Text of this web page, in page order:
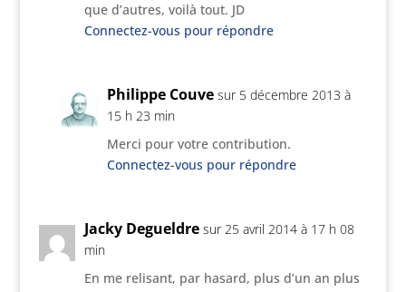
que d’autres, voilà tout. JD
Connectez-vous pour répondre
Philippe Couve sur 5 décembre 2013 à
15 h 23 min
Merci pour votre contribution.
Connectez-vous pour répondre
Jacky Degueldre sur 25 avril 2014 à 17 h 08
min
En me relisant, par hasard, plus d’un an plus